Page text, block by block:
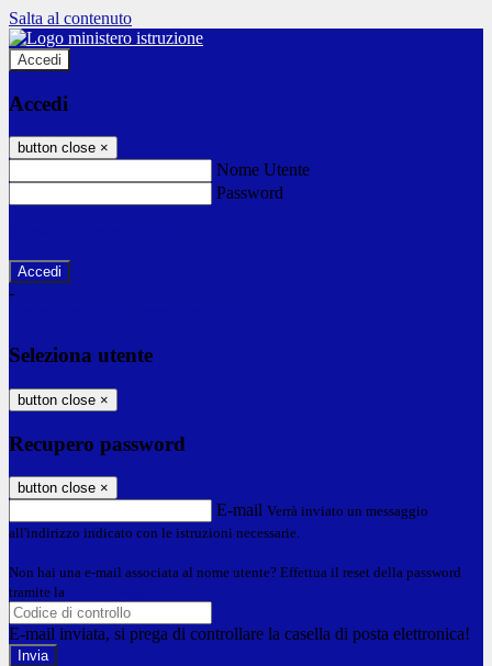
Salta al contenuto
Accedi
Accedi
button close ×
Nome Utente
Password
-
Seleziona utente
button close ×
Recupero password
button close ×
E-mail Verrà inviato un messaggio
all'indirizzo indicato con le istruzioni necessarie.
Non hai una e-mail associata al nome utente? Effettua il reset della password
tramite la
E-mail inviata, si prega di controllare la casella di posta elettronica!